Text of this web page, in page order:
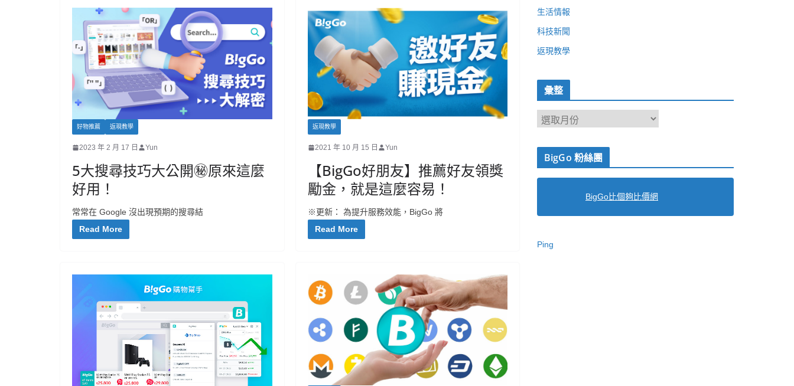
好物推薦 返現教學
2023 年 2 月 17 日 Yun
5大搜尋技巧大公開㊙原來這麼
好用！
常常在 Google 沒出現預期的搜尋結
Read More
返現教學
2021 年 10 月 15 日 Yun
【BigGo好朋友】推薦好友領獎
勵金，就是這麼容易！
※更新： 為提升服務效能，BigGo 將
Read More
生活情報
科技新聞
返現教學
彙整
彙
BigGo 粉絲團
BigGo比個夠比價網
Ping